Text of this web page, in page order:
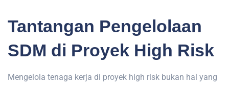
Tantangan Pengelolaan
SDM di Proyek High Risk
Mengelola tenaga kerja di proyek high risk bukan hal yang